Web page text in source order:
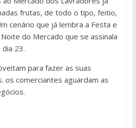
frutas, de todo o tipo, feitio,
cenário que já lembra a Festa e
do Mercado que se assinala
23.
para fazer as suas
os comerciantes aguardam as